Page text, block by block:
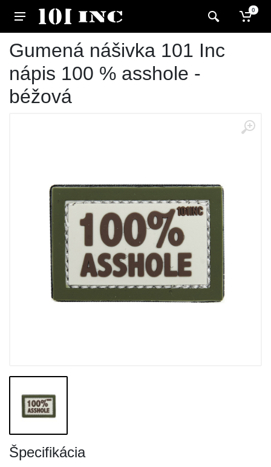
0
Gumená nášivka 101 Inc
nápis 100 % asshole -
béžová
Špecifikácia